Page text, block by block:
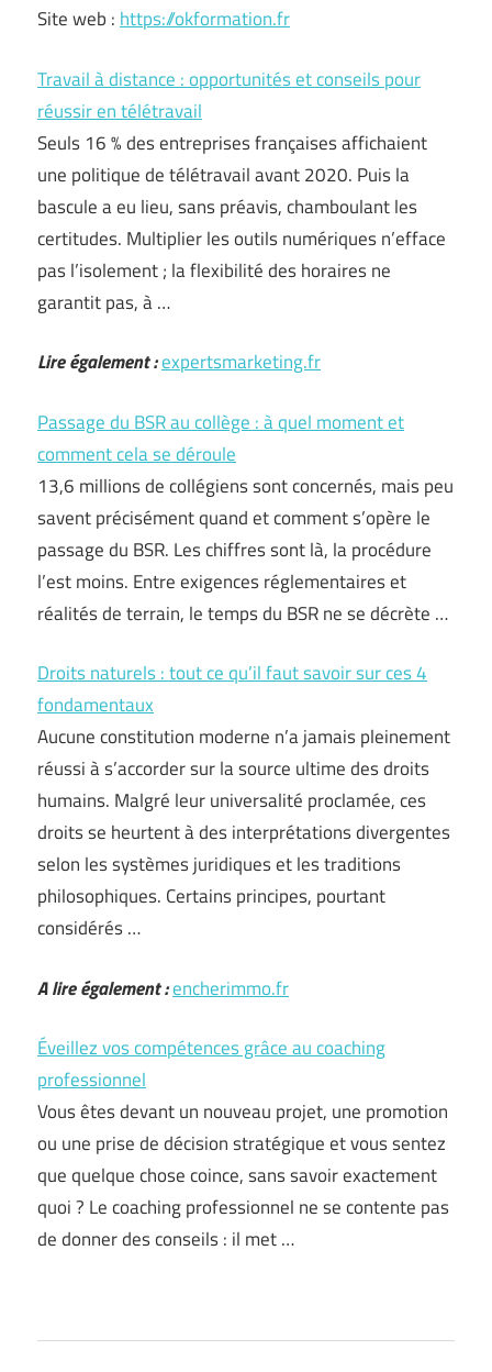
Site web : https://okformation.fr
Travail à distance : opportunités et conseils pour
réussir en télétravail
Seuls 16 % des entreprises françaises affichaient
une politique de télétravail avant 2020. Puis la
bascule a eu lieu, sans préavis, chamboulant les
certitudes. Multiplier les outils numériques n’efface
pas l’isolement ; la flexibilité des horaires ne
garantit pas, à …
Lire également :expertsmarketing.fr
Passage du BSR au collège : à quel moment et
comment cela se déroule
13,6 millions de collégiens sont concernés, mais peu
savent précisément quand et comment s’opère le
passage du BSR. Les chiffres sont là, la procédure
l’est moins. Entre exigences réglementaires et
réalités de terrain, le temps du BSR ne se décrète …
Droits naturels : tout ce qu’il faut savoir sur ces 4
fondamentaux
Aucune constitution moderne n’a jamais pleinement
réussi à s’accorder sur la source ultime des droits
humains. Malgré leur universalité proclamée, ces
droits se heurtent à des interprétations divergentes
selon les systèmes juridiques et les traditions
philosophiques. Certains principes, pourtant
considérés …
A lire également :encherimmo.fr
Éveillez vos compétences grâce au coaching
professionnel
Vous êtes devant un nouveau projet, une promotion
ou une prise de décision stratégique et vous sentez
que quelque chose coince, sans savoir exactement
quoi ? Le coaching professionnel ne se contente pas
de donner des conseils : il met …